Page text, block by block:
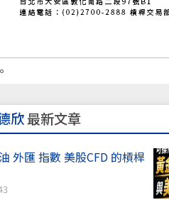
欣最新文章
外匯 指數 美股CFD 的槓桿